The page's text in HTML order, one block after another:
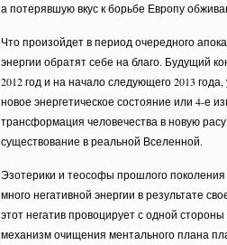
а потерявшую вкус к борьбе Европу
Что произойдет в период очередного
энергии обратят себе на благо. Будущий
2012 год и на начало следующего 2013
новое энергетическое состояние или 4-е
трансформация человечества в новую
существование в реальной Вселенной.
Эзотерики и теософы прошлого поколения
много негативной энергии в результате
этот негатив провоцирует с одной
механизм очищения ментального плана